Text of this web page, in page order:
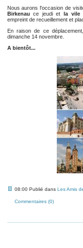
Nous aurons l'occasion de
Birkenauce jeudi etla vile
empreint de recueillement et
En raison de ce
dimanche 14 novembre.
A bientôt...
08:00 Publié dans Les Amis
Commentaires (0)